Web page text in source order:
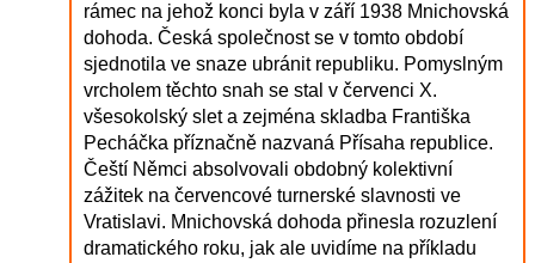
rámec na jehož konci byla v září 1938 Mnichovská
dohoda. Česká společnost se v tomto období
sjednotila ve snaze ubránit republiku. Pomyslným
vrcholem těchto snah se stal v červenci X.
všesokolský slet a zejména skladba Františka
Pecháčka příznačně nazvaná Přísaha republice.
Čeští Němci absolvovali obdobný kolektivní
zážitek na červencové turnerské slavnosti ve
Vratislavi. Mnichovská dohoda přinesla rozuzlení
dramatického roku, jak ale uvidíme na příkladu